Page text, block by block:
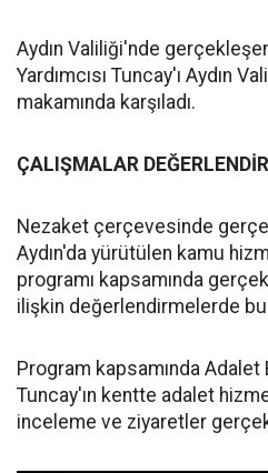
Aydın Valiliği'nde
Yardımcısı Tuncay'ı Aydın
makamında karşıladı.
ÇALIŞMALAR
Nezaket çerçevesinde
Aydın'da yürütülen kamu
programı kapsamında
ilişkin değerlendirmelerde
Program kapsamında Adalet
Tuncay'ın kentte adalet
inceleme ve ziyaretler